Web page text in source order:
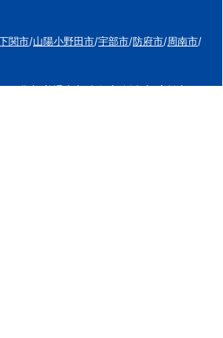
関市/山陽小野田市/宇部市/防府市/周南市/
/三豊市/善通寺市/丸亀市/坂出市/高松市/さ